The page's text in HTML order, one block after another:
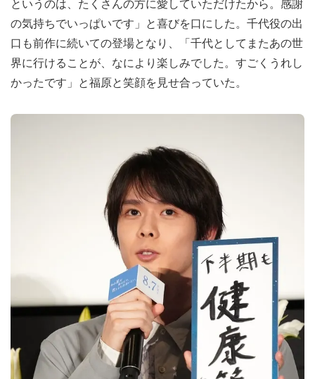
というのは、たくさんの方に愛していただけたから。感謝
の気持ちでいっぱいです」と喜びを口にした。千代役の出
口も前作に続いての登場となり、「千代としてまたあの世
界に行けることが、なにより楽しみでした。すごくうれし
かったです」と福原と笑顔を見せ合っていた。